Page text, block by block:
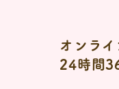
オンラ
24時間